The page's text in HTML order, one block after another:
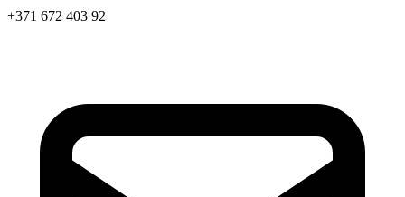
+371 672 403 92